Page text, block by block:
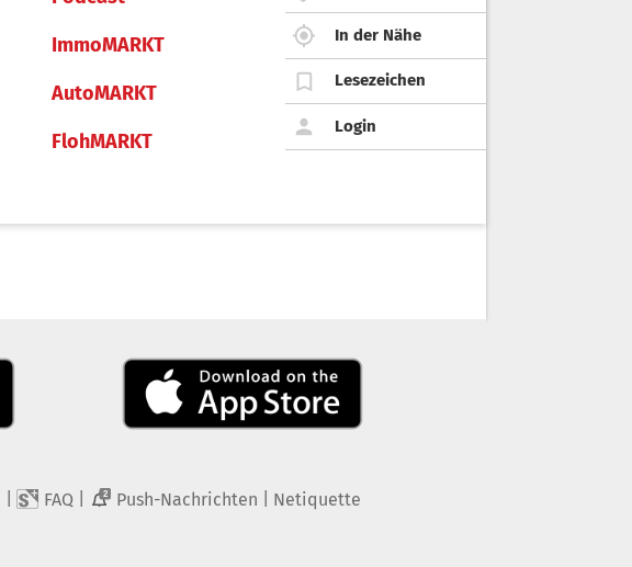
ImmoMARKT
AutoMARKT
FlohMARKT
In der Nähe
Lesezeichen
Login
FAQ 2 Push-Nachrichten Netiquette